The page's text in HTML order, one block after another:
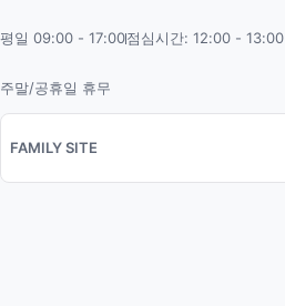
평일 09:00 - 17:00점심시간: 12:00 - 13:00
주말/공휴일 휴무
FAMILY SITE